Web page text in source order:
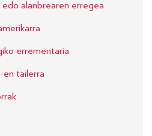
alanbrearen erregea
errementaria
en tailerra